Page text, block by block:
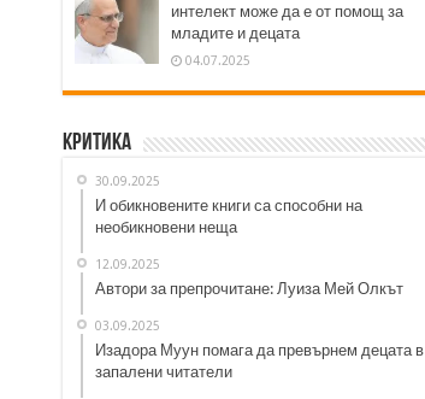
интелект може да е от помощ за
младите и децата
04.07.2025
Критика
30.09.2025
И обикновените книги са способни на
необикновени неща
12.09.2025
Автори за препрочитане: Луиза Мей Олкът
03.09.2025
Изадора Муун помага да превърнем децата в
запалени читатели